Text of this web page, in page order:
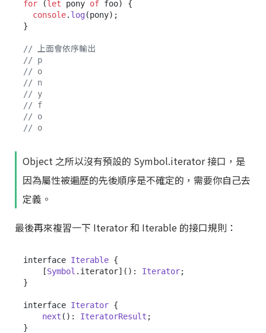
for (let pony of foo) {
console. log(pony);
}
// 上面會依序輸出
// p
// o
// n
// y
// f
// o
// o
Object 之所以沒有預設的 Symbol.iterator 接口，是
因為屬性被遍歷的先後順序是不確定的，需要你自己去
定義。
最後再來複習一下 Iterator 和 Iterable 的接口規則：
interface Iterable {
    [
Symbol . iterator](): Iterator;
}
interface Iterator {
next (): IteratorResult ;
}